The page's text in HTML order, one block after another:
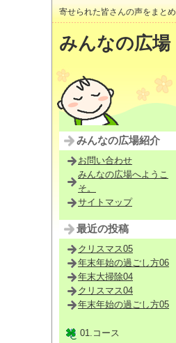
寄せられた皆さんの声をまと
みんなの広場
みんなの広場紹介
お問い合わせ
みんなの広場へようこ
そ。
サイトマップ
最近の投稿
クリスマス05
年末年始の過ごし方06
年末大掃除04
クリスマス04
年末年始の過ごし方05
01.コース